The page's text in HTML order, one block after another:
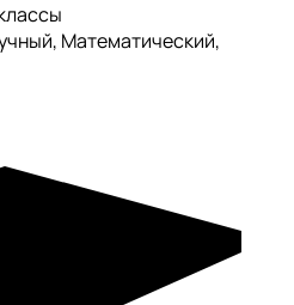
Математический,